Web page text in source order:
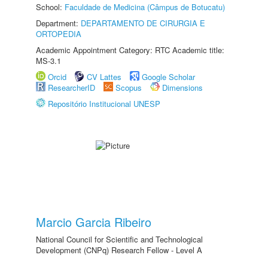
School: Faculdade de Medicina (Câmpus de Botucatu)
Department: DEPARTAMENTO DE CIRURGIA E
ORTOPEDIA
Academic Appointment Category: RTC Academic title:
MS-3.1
Orcid
CV Lattes
Google Scholar
ResearcherID
Scopus
Dimensions
Repositório Institucional UNESP
Marcio Garcia Ribeiro
National Council for Scientific and Technological
Development (CNPq) Research Fellow - Level A